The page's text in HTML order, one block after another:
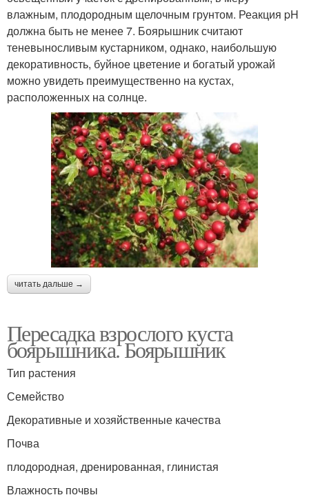
влажным, плодородным щелочным грунтом. Реакция pH
должна быть не менее 7. Боярышник считают
теневыносливым кустарником, однако, наибольшую
декоративность, буйное цветение и богатый урожай
можно увидеть преимущественно на кустах,
расположенных на солнце.
читать дальше →
Пересадка взрослого куста
боярышника. Боярышник
Тип растения
Семейство
Декоративные и хозяйственные качества
Почва
плодородная, дренированная, глинистая
Влажность почвы